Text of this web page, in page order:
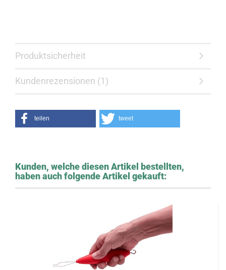
Produktsicherheit
Kundenrezensionen (1)
teilen tweet
Kunden, welche diesen Artikel bestellten,
haben auch folgende Artikel gekauft: